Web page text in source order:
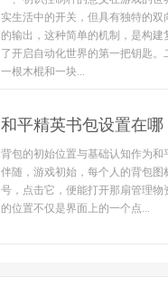
实生活中的开关，但具有独特的
的输出，这种简单的机制，是构
了开启自动化世界的第一把钥匙
一根木棍和一块...
和平精英书包设置在
背包的初始位置与基础认知作为
伴随，游戏初始，每个人的背包
号，点击它，便能打开那扇管理
的位置不仅是界面上的一个点...